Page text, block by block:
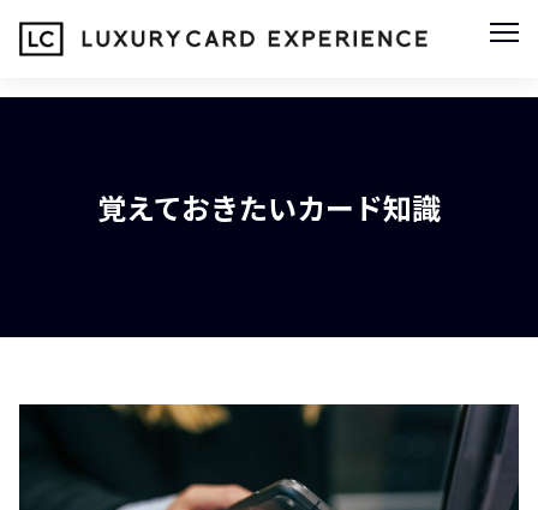
覚えておきたいカード知識